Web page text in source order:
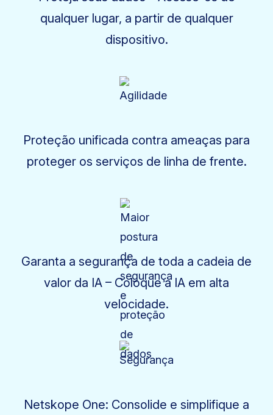
qualquer lugar, a partir de qualquer
dispositivo.
Proteção unificada contra ameaças para
proteger os serviços de linha de frente.
Garanta a segurança de toda a cadeia de
valor da IA – Coloque a IA em alta
velocidade.
Netskope One: Consolide e simplifique a